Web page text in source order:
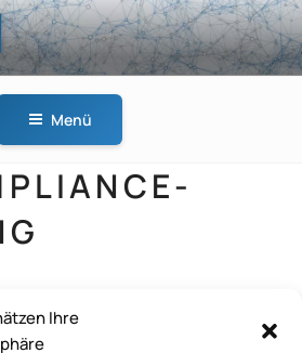
Ihre
Menü
Hermann Paus